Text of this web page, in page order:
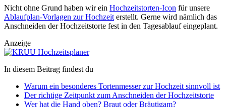
Nicht ohne Grund haben wir ein Hochzeitstorten-Icon für unsere
Ablaufplan-Vorlagen zur Hochzeit erstellt. Gerne wird nämlich das
Anschneiden der Hochzeitstorte fest in den Tagesablauf eingeplant.
Anzeige
In diesem Beitrag findest du
Warum ein besonderes Tortenmesser zur Hochzeit sinnvoll ist
Der richtige Zeitpunkt zum Anschneiden der Hochzeitstorte
Wer hat die Hand oben? Braut oder Bräutigam?